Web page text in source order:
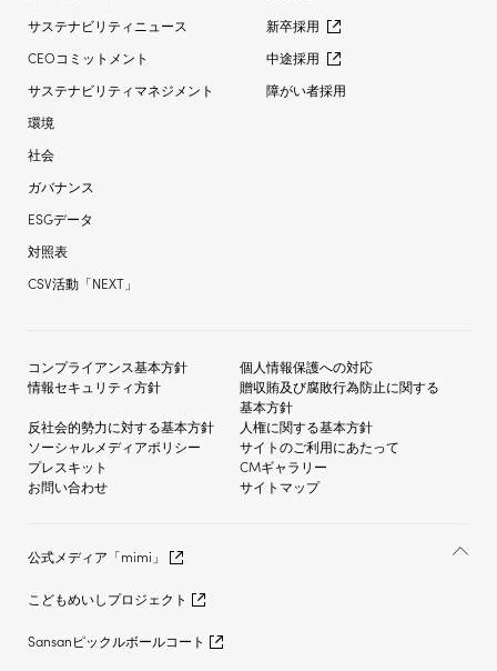
サステナビリティニュース
CEOコミットメント
サステナビリティマネジメント
環境
社会
ガバナンス
ESGデータ
対照表
CSV活動「NEXT」
新卒採用
中途採用
障がい者採用
コンプライアンス基本方針
個人情報保護への対応
情報セキュリティ方針
贈収賄及び腐敗行為防止に関する
基本方針
反社会的勢力に対する基本方針
人権に関する基本方針
ソーシャルメディアポリシー
サイトのご利用にあたって
プレスキット
CMギャラリー
お問い合わせ
サイトマップ
公式メディア「mimi」
こどもめいしプロジェクト
Sansanピックルボールコート